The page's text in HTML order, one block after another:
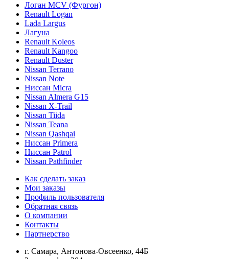
Логан МСV (Фургон)
Renault Logan
Lada Largus
Лагуна
Renault Koleos
Renault Kangoo
Renault Duster
Nissan Terrano
Nissan Note
Ниссан Micra
Nissan Almera G15
Nissan X-Trail
Nissan Tiida
Nissan Teana
Nissan Qashqai
Ниссан Primera
Ниссан Patrol
Nissan Pathfinder
Как сделать заказ
Мои заказы
Профиль пользователя
Обратная связь
О компании
Контакты
Партнерство
г. Самара, Антонова-Овсеенко, 44Б